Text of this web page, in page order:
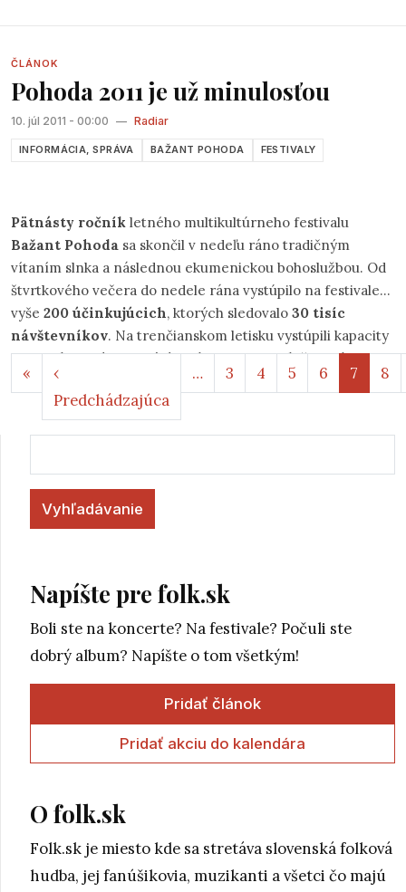
predstavia popri starých známych tvárach
čskoslovenského pesničkárstva a folku aj nové zaujímavé
osobnosti a formácie.
ČLÁNOK
Pohoda 2011 je už minulosťou
10. júl 2011 - 00:00 — Radiar
INFORMÁCIA, SPRÁVA BAŽANT POHODA FESTIVALY
Pätnásty ročník letného multikultúrneho festivalu
Bažant Pohoda sa skončil v nedeľu ráno tradičným
vítaním slnka a následnou ekumenickou bohoslužbou. Od
štvrtkového večera do nedele rána vystúpilo na festivale
vyše 200 účinkujúcich, ktorých sledovalo 30 tisíc
návštevníkov. Na trenčianskom letisku vystúpili kapacity
akoMoby, Pulp, Portishead, M.I.A., LambčiMadness.
Stránkovanie
« Prvá strana
‹
Predchádzajúca Predchádzajúca strana
… 3 4 5 6 7 8
Napíšte pre folk.sk
Boli ste na koncerte? Na festivale? Počuli ste
dobrý album? Napíšte o tom všetkým!
Pridať článok
Pridať akciu do kalendára
O folk.sk
Folk.sk je miesto kde sa stretáva slovenská folková
hudba, jej fanúšikovia, muzikanti a všetci čo majú